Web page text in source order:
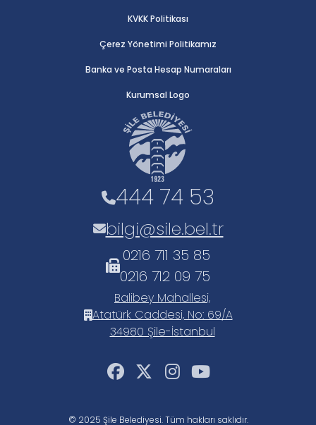
KVKK Politikası
Çerez Yönetimi Politikamız
Banka ve Posta Hesap Numaraları
Kurumsal Logo
444 74 53
bilgi@sile.bel.tr
0216 711 35 85
0216 712 09 75
Balibey Mahallesi,
Atatürk Caddesi, No: 69/A
34980 Şile-İstanbul
© 2025 Şile Belediyesi. Tüm hakları saklıdır.